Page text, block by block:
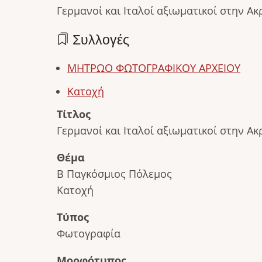
Γερμανοί και Ιταλοί αξιωματικοί στην
Συλλογές
ΜΗΤΡΩΟ ΦΩΤΟΓΡΑΦΙΚΟΥ ΑΡΧΕΙΟΥ
Κατοχή
Τίτλος
Γερμανοί και Ιταλοί αξιωματικοί στην
Θέμα
Β Παγκόσμιος Πόλεμος
Κατοχή
Τύπος
Φωτογραφία